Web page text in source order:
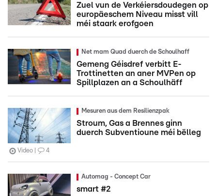
Zuel vun de Verkéiersdoudegen op
europäeschem Niveau misst vill
méi staark erofgoen
Net mam Quad duerch de Schoulhaff
Gemeng Géisdref verbitt E-
Trottinetten an aner MVPen op
Spillplazen an a Schoulhäff
Mesuren aus dem Resilienzpak
Stroum, Gas a Brennes ginn
duerch Subventioune méi bëlleg
Video 4
Automag - Concept Car
smart #2